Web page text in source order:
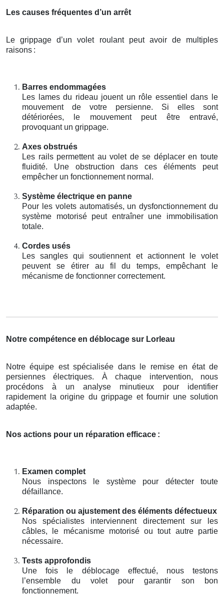
Les causes fréquentes d’un arrêt
Le grippage d’un volet roulant peut avoir de multiples
raisons :
Barres endommagées
Les lames du rideau jouent un rôle essentiel dans le
mouvement de votre persienne. Si elles sont
détériorées, le mouvement peut être entravé,
provoquant un grippage.
Axes obstrués
Les rails permettent au volet de se déplacer en toute
fluidité. Une obstruction dans ces éléments peut
empêcher un fonctionnement normal.
Système électrique en panne
Pour les volets automatisés, un dysfonctionnement du
système motorisé peut entraîner une immobilisation
totale.
Cordes usés
Les sangles qui soutiennent et actionnent le volet
peuvent se étirer au fil du temps, empêchant le
mécanisme de fonctionner correctement.
Notre compétence en déblocage sur Lorleau
Notre équipe est spécialisée dans le remise en état de
persiennes électriques. À chaque intervention, nous
procédons à un analyse minutieux pour identifier
rapidement la origine du grippage et fournir une solution
adaptée.
Nos actions pour un réparation efficace :
Examen complet
Nous inspectons le système pour détecter toute
défaillance.
Réparation ou ajustement des éléments défectueux
Nos spécialistes interviennent directement sur les
câbles, le mécanisme motorisé ou tout autre partie
nécessaire.
Tests approfondis
Une fois le déblocage effectué, nous testons
l’ensemble du volet pour garantir son bon
fonctionnement.